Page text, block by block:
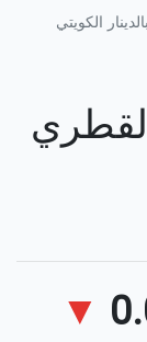
الكويتي
▼